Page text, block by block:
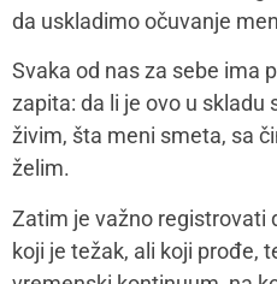
stručnjacima i pridruži
Mamacom&ja:Koje bi bile
stresa u postpartumu?
Darija Petrović Lubanska:
stresa mogu varirati
Krenuti od tehnike